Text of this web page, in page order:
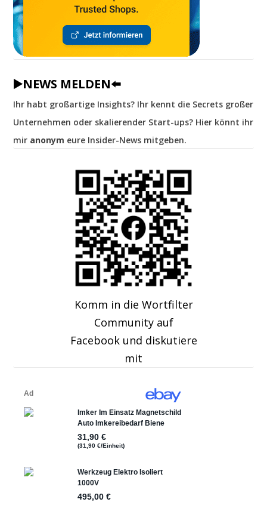
▶️NEWS MELDEN⬅️
Ihr habt großartige Insights? Ihr kennt die Secrets großer
Unternehmen oder skalierender Start-ups? Hier könnt ihr
mir anonym eure Insider-News mitgeben.
Komm in die Wortfilter
Community auf
Facebook und diskutiere
mit